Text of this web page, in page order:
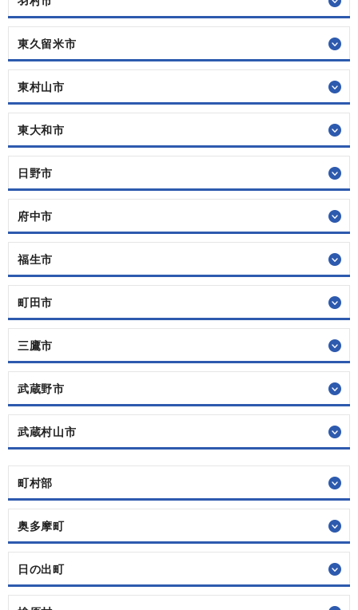
東久留米市
東村山市
東大和市
日野市
府中市
福生市
町田市
三鷹市
武蔵野市
武蔵村山市
町村部
奥多摩町
日の出町